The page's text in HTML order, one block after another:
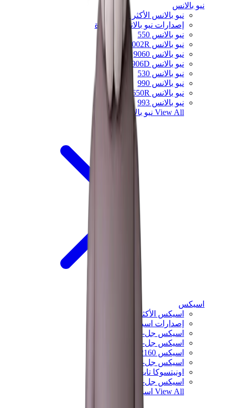
نيو بالانس
نيو بالانس الأكثر مبيعاً
إصدارات نيو بالانس الجديدة
نيو بالانس 550
نيو بالانس 2002R
نيو بالانس 9060
نيو بالانس 1906D
نيو بالانس 530
نيو بالانس 990
نيو بالانس 650R
نيو بالانس 993
View All نيو بالانس
اسيكس
اسيكس الأكثر مبيعاً
إصدارات اسيكس الجديدة
اسيكس جل-كايانو
اسيكس جل-NYC
اسيكس GT-2160
اسيكس جل-1130
اونيتسوكا تايغر مكسيكو 66
اسيكس جل-نيمبوس
View All اسيكس